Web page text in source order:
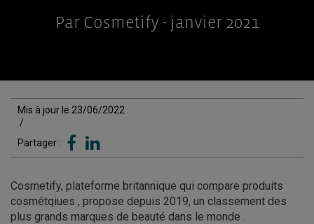
Par Cosmetify - janvier 2021
Mis à jour le 23/06/2022
/
Partager :
Cosmetify, plateforme britannique qui compare produits
cosmétqiues , propose depuis 2019, un classement des
plus grands marques de beauté dans le monde .